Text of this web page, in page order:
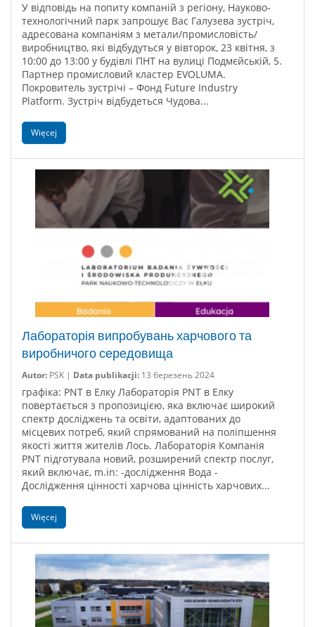
У відповідь на попиту компаній з регіону, Науково-
технологічний парк запрошує Вас Галузева зустріч,
адресована компаніям з метали/промисловість/
виробництво, які відбудуться у вівторок, 23 квітня, з
10:00 до 13:00 у будівлі ПНТ на вулиці Подмєйській, 5.
Партнер промисловий кластер EVOLUMA.
Покровитель зустрічі – Фонд Future Industry
Platform. Зустріч відбудеться Чудова...
Więcej
Лабораторія випробувань харчового та
виробничого середовища
Autor: PSK | Data publikacji: 13 березень 2024
графіка: PNT в Елку Лабораторія PNT в Елку
повертається з пропозицією, яка включає широкий
спектр досліджень та освіти, адаптованих до
місцевих потреб, який спрямований на поліпшення
якості життя жителів Лось. Лабораторія Компанія
PNT підготувала новий, розширений спектр послуг,
який включає, m.in: -дослідження Вода -
Дослідження цінності харчова цінність харчових...
Więcej